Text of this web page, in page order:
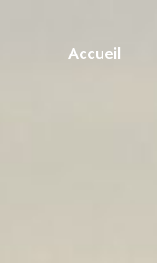
Accueil